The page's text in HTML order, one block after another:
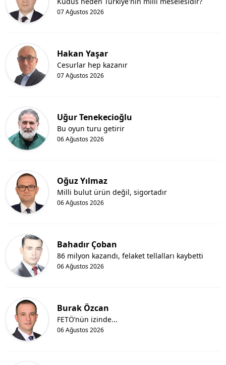
07 Ağustos 2026
Hakan Yaşar
07 Ağustos 2026
Cesurlar hep kazanır
Uğur Tenekecioğlu
06 Ağustos 2026
Bu oyun turu getirir
Oğuz Yılmaz
06 Ağustos 2026
Milli bulut ürün değil, sigortadır
Bahadır Çoban
06 Ağustos 2026
86 milyon kazandı, felaket tellalları kaybetti
Burak Özcan
06 Ağustos 2026
FETÖ’nün izinde...